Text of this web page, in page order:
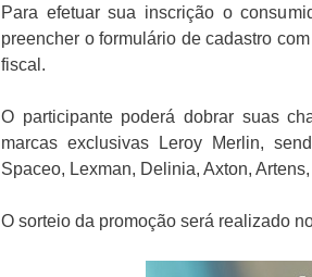
Para efetuar sua inscrição o
preencher o formulário de cadastro
fiscal.
O participante poderá dobrar suas
marcas exclusivas Leroy Merlin,
Spaceo, Lexman, Delinia, Axton,
O sorteio da promoção será realizado